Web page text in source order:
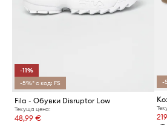
-11%
-5%* с код: FS
Fila - Обувки Disruptor Low
Текуща цена:
48,99 €
-